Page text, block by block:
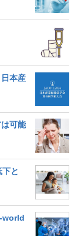
本産
可能
と
world